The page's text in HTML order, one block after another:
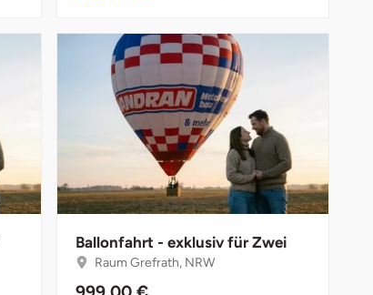
Ballonfahrt - exklusiv für Zwei
Raum Grefrath, NRW